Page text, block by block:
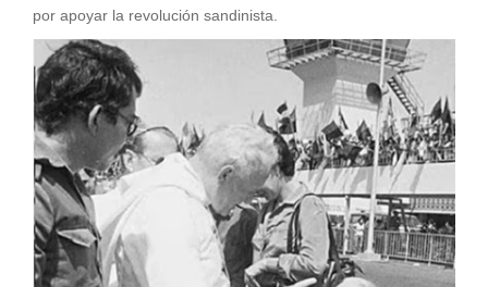
por apoyar la revolución sandinista.